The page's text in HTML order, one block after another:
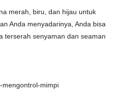
merah, biru, dan hijau untuk
Anda menyadarinya, Anda bisa
terserah senyaman dan seaman
mimpi